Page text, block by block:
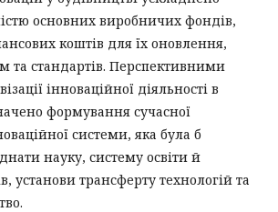
основних виробничих фондів,
коштів для їх оновлення,
та стандартів. Перспективними
інноваційної діяльності в
формування сучасної
системи, яка була б
науку, систему освіти й
установи трансферту технологій та